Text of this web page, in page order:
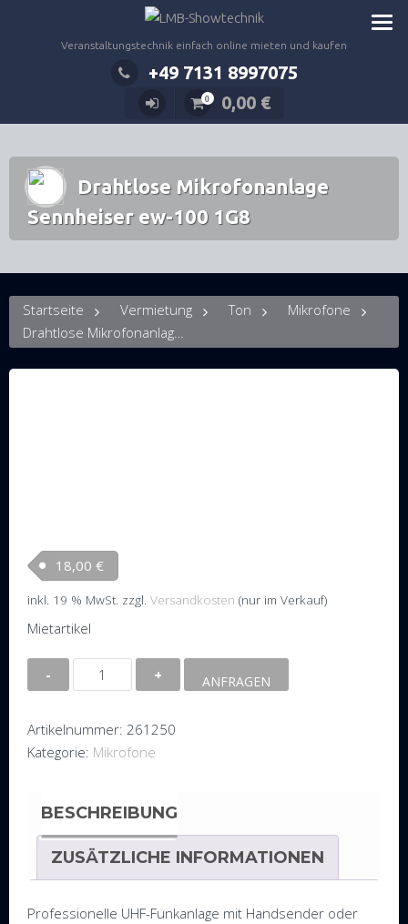
Veranstaltungstechnik einfach online mieten und kaufen
+49 7131 8997075
0 0,00 €
Drahtlose Mikrofonanlage
Sennheiser ew-100 1G8
Startseite Vermietung Ton
Mikrofone
Drahtlose Mikrofonanlage Sennheiser ew-100 1G8
18,00 €
inkl. 19 % MwSt. zzgl. Versandkosten (nur im Verkauf)
Mietartikel
Drahtlose
Mikrofonanlage
ew-
100
Menge
ANFRAGEN
Artikelnummer: 261250
Kategorie: Mikrofone
BESCHREIBUNG
ZUSÄTZLICHE INFORMATIONEN
Professionelle UHF-Funkanlage mit Handsender oder